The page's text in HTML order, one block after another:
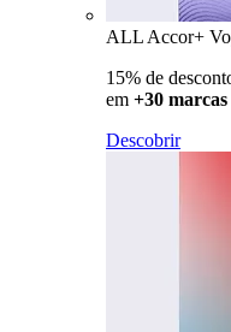
ALL Accor+
15% de
em +30 marcas
Descobrir